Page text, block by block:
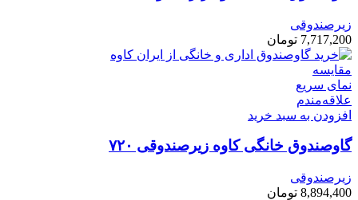
زیرصندوقی
7,717,200 تومان
مقایسه
نمای سریع
علاقه‌مندم
افزودن به سبد خرید
گاوصندوق خانگی کاوه زیرصندوقی ۷۲۰
زیرصندوقی
8,894,400 تومان